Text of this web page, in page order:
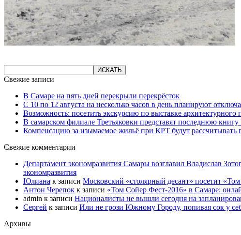
Свежие записи
В Самаре на пять дней перекрыли перекрёсток
С 10 по 12 августа на несколько часов в день планируют
Возможность: посетить экскурсию по выставке архитектурного
В самарском филиале Третьяковки представят последнюю
Компенсацию за изымаемое жильё при КРТ будут
Свежие комментарии
Департамент экономразвития Самары возглавил Владислав
экономразвития
Юлиана к записи Московский «столярный десант» посетит
Антон Черепок к записи «Том Сойер Фест-2016» в Самаре:
admin к записи Националисты не вышли сегодня на
Сергей к записи Или не грози Южному Городу, попивая сок у
Архивы